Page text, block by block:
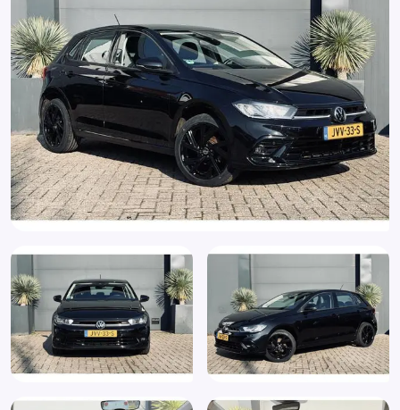
Licht metaal velgen 17 incl
Mistlampen voor inclusief bochtenverlichting (8WH)
Multimedia-voorbereiding
Parkeersensoren voor en achter (Park Distance
Control) (7X2)
Parkeersensoren voor en achter (WF1)
Passagiersairbag
Radio
RDW-leges
Start/stop systeem
Stuur verstelbaar
Stuurwiel multifunctioneel
Vermoeidheids herkenning
Volledig digitaal instrumentenpaneel